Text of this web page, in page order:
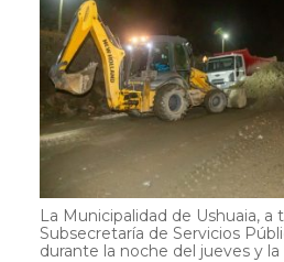
La Municipalidad de Ushuaia, a
Subsecretaría de Servicios
durante la noche del jueves y